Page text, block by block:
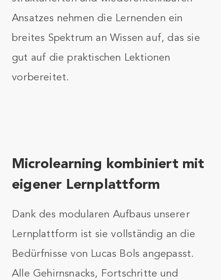
Ansatzes nehmen die Lernenden ein
breites Spektrum an Wissen auf, das sie
gut auf die praktischen Lektionen
vorbereitet.
Microlearning kombiniert mit
eigener Lernplattform
Dank des modularen Aufbaus unserer
Lernplattform ist sie vollständig an die
Bedürfnisse von Lucas Bols angepasst.
Alle Gehirnsnacks, Fortschritte und